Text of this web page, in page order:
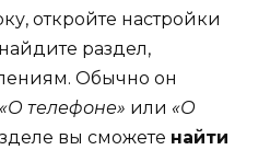
откройте настройки
раздел,
Обычно он
«О телефоне» или «О
вы сможете найти